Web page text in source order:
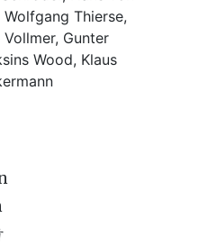
Thierse,
Gunter
Wood, Klaus